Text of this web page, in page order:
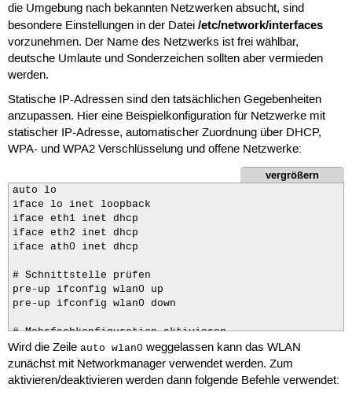
die Umgebung nach bekannten Netzwerken absucht, sind
besondere Einstellungen in der Datei /etc/network/interfaces
vorzunehmen. Der Name des Netzwerks ist frei wählbar,
deutsche Umlaute und Sonderzeichen sollten aber vermieden
werden.
Statische IP-Adressen sind den tatsächlichen Gegebenheiten
anzupassen. Hier eine Beispielkonfiguration für Netzwerke mit
statischer IP-Adresse, automatischer Zuordnung über DHCP,
WPA- und WPA2 Verschlüsselung und offene Netzwerke:
vergrößern
auto lo
iface lo inet loopback
iface eth1 inet dhcp
iface eth2 inet dhcp
iface ath0 inet dhcp
# Schnittstelle prüfen
pre-up ifconfig wlan0 up
pre-up ifconfig wlan0 down
# Mehrfachkonfiguration aktivieren
iface wlan0 inet manual
# Roaming aktivieren
wpa-roam /etc/wpa_supplicant/wpa_supplicant.conf
Wird die Zeile auto wlan0 weggelassen kann das WLAN
zunächst mit Networkmanager verwendet werden. Zum
aktivieren/deaktivieren werden dann folgende Befehle verwendet: